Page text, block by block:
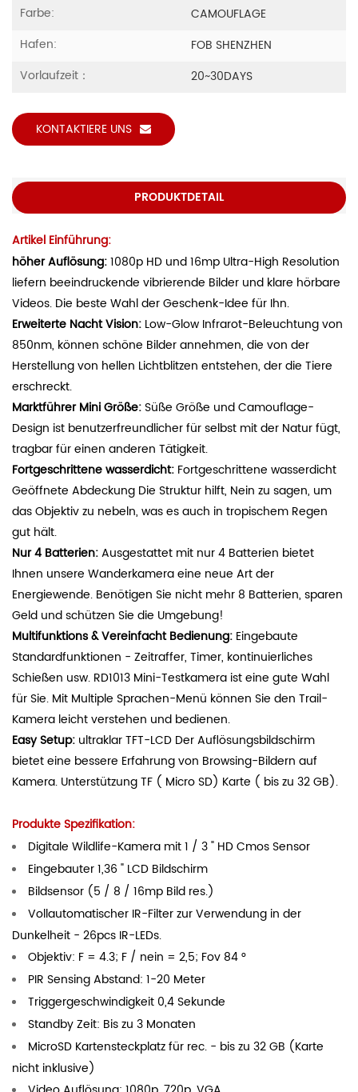
Farbe:
CAMOUFLAGE
Hafen:
FOB SHENZHEN
Vorlaufzeit：
20~30DAYS
KONTAKTIERE UNS
PRODUKTDETAIL
Artikel Einführung:
höher Auflösung:1080p HD und 16mp Ultra-High Resolution
liefern beeindruckende vibrierende Bilder und klare hörbare
Videos. Die beste Wahl der Geschenk-Idee für Ihn.
Erweiterte Nacht Vision: Low-Glow Infrarot-Beleuchtung von
850nm, können schöne Bilder annehmen, die von der
Herstellung von hellen Lichtblitzen entstehen, der die Tiere
erschreckt.
Marktführer Mini Größe:Süße Größe und Camouflage-
Design ist benutzerfreundlicher für selbst mit der Natur fügt,
tragbar für einen anderen Tätigkeit.
Fortgeschrittene wasserdicht: Fortgeschrittene wasserdicht
Geöffnete Abdeckung Die Struktur hilft, Nein zu sagen, um
das Objektiv zu nebeln, was es auch in tropischem Regen
gut hält.
Nur 4 Batterien:Ausgestattet mit nur 4 Batterien bietet
Ihnen unsere Wanderkamera eine neue Art der
Energiewende. Benötigen Sie nicht mehr 8 Batterien, sparen
Geld und schützen Sie die Umgebung!
Multifunktions & Vereinfacht Bedienung: Eingebaute
Standardfunktionen - Zeitraffer, Timer, kontinuierliches
Schießen usw. RD1013 Mini-Testkamera ist eine gute Wahl
für Sie. Mit Multiple Sprachen-Menü können Sie den Trail-
Kamera leicht verstehen und bedienen.
Easy Setup: ultraklar TFT-LCD Der Auflösungsbildschirm
bietet eine bessere Erfahrung von Browsing-Bildern auf
Kamera. Unterstützung TF ( Micro SD) Karte ( bis zu 32 GB).
Produkte Spezifikation:
Digitale Wildlife-Kamera mit 1 / 3 " HD Cmos Sensor
Eingebauter 1,36 " LCD Bildschirm
Bildsensor (5 / 8 / 16mp Bild res.)
Vollautomatischer IR-Filter zur Verwendung in der
Dunkelheit - 26pcs IR-LEDs.
Objektiv: F = 4.3; F / nein = 2,5; Fov 84 °
PIR Sensing Abstand: 1-20 Meter
Triggergeschwindigkeit 0,4 Sekunde
Standby Zeit: Bis zu 3 Monaten
MicroSD Kartensteckplatz für rec. - bis zu 32 GB (Karte
nicht inklusive)